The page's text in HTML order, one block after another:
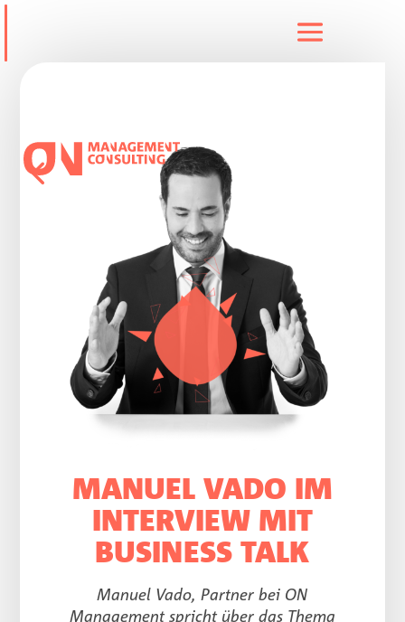
MANUEL VADO IM
INTERVIEW MIT
BUSINESS TALK
Manuel Vado, Partner bei ON
Management spricht über das Thema